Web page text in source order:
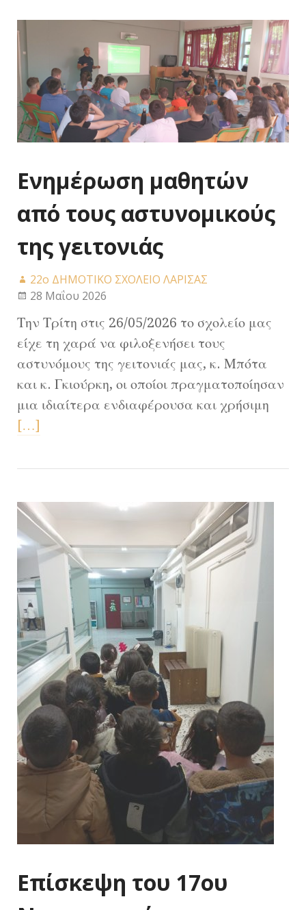
Ενημέρωση μαθητών
από τους αστυνομικούς
της γειτονιάς
22ο ΔΗΜΟΤΙΚΟ ΣΧΟΛΕΙΟ ΛΑΡΙΣΑΣ
28 Μαΐου 2026
Την Τρίτη στις 26/05/2026 το σχολείο μας
είχε τη χαρά να φιλοξενήσει τους
αστυνόμους της γειτονιάς μας, κ. Μπότα
και κ. Γκιούρκη, οι οποίοι πραγματοποίησαν
μια ιδιαίτερα ενδιαφέρουσα και χρήσιμη
[…]
Επίσκεψη του 17ου